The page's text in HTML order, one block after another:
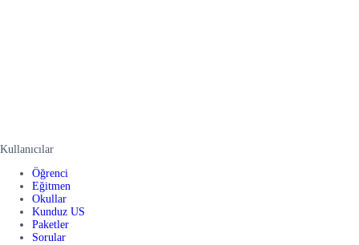
Kullanıcılar
Öğrenci
Eğitmen
Okullar
Kunduz US
Paketler
Sorular